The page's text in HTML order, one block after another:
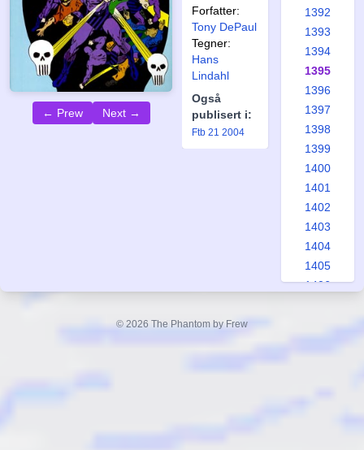
← Prew Next →
Forfatter:
Tony DePaul
Tegner:
Hans
Lindahl
Også
publisert i:
Ftb 21 2004
1392
1393
1394
1395
1396
1397
1398
1399
1400
1401
1402
1403
1404
1405
1406
© 2026 The Phantom by Frew